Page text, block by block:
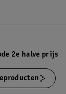
2e halve prijs